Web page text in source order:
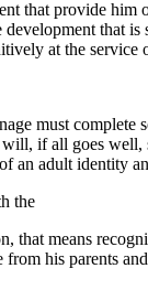
that provide him
development that
at the service
must complete
will, if all goes
an adult identity
the
that means
from his parents